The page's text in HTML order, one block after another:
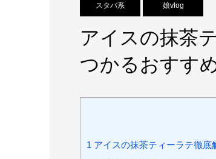
スタバ系 娘vlog
アイスの抹茶
つかるおすす
1 アイスの抹茶ティーラテ徹